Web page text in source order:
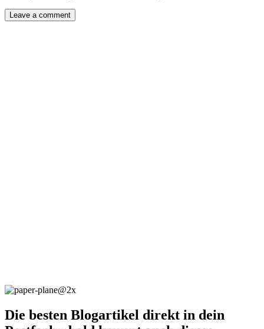
Die besten Blogartikel direkt in dein